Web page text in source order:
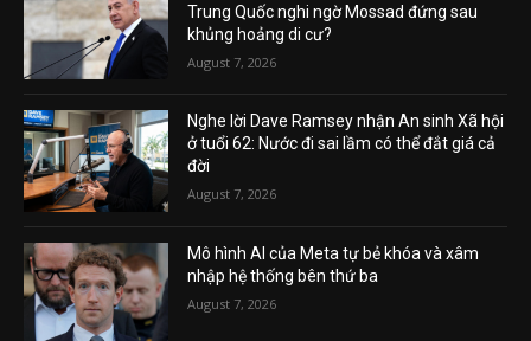
Trung Quốc nghi ngờ Mossad đứng sau
khủng hoảng di cư?
August 7, 2026
Nghe lời Dave Ramsey nhận An sinh Xã hội
ở tuổi 62: Nước đi sai lầm có thể đắt giá cả
đời
August 7, 2026
Mô hình AI của Meta tự bẻ khóa và xâm
nhập hệ thống bên thứ ba
August 7, 2026